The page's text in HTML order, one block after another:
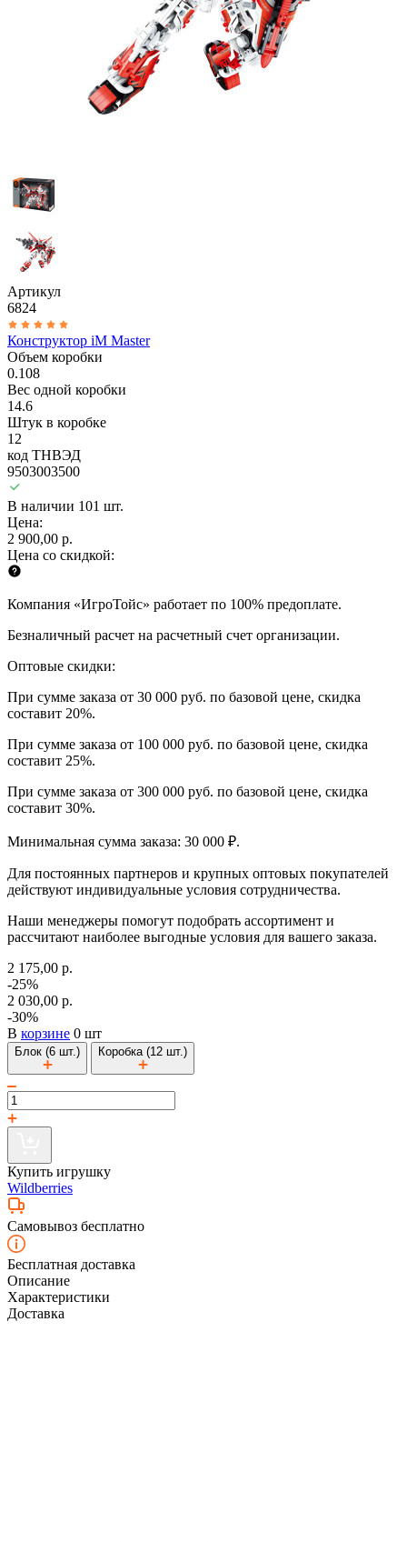
Артикул
6824
Конструктор iM Master
Объем коробки
0.108
Вес одной коробки
14.6
Штук в коробке
12
код ТНВЭД
9503003500
В наличии 101 шт.
Цена:
2 900,00 р.
Цена со скидкой:
Компания «ИгроТойс» работает по 100% предоплате.
Безналичный расчет на расчетный счет организации.
Оптовые скидки:
При сумме заказа от 30 000 руб. по базовой цене, скидка
составит 20%.
При сумме заказа от 100 000 руб. по базовой цене, скидка
составит 25%.
При сумме заказа от 300 000 руб. по базовой цене, скидка
составит 30%.
Минимальная сумма заказа: 30 000 ₽.
Для постоянных партнеров и крупных оптовых покупателей
действуют индивидуальные условия сотрудничества.
Наши менеджеры помогут подобрать ассортимент и
рассчитают наиболее выгодные условия для вашего заказа.
2 175,00 р.
-25%
2 030,00 р.
-30%
В корзине 0 шт
Блок (6 шт.) Коробка (12 шт.)
Купить игрушку
Wildberries
Самовывоз бесплатно
Бесплатная доставка
Описание
Характеристики
Доставка